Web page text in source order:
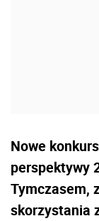
Nowe
perspektywy
Tymczasem,
skorzystania